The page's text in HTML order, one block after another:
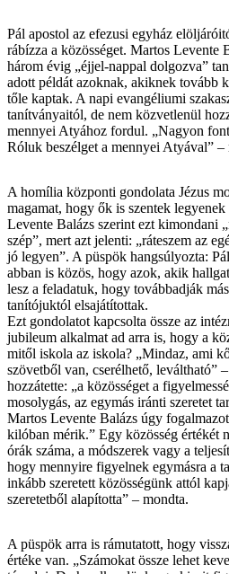
Pál apostol az efezusi egyház
rábízza a közösséget. Martos Levente
három évig „éjjel-nappal dolgozva”
adott példát azoknak, akiknek tovább
tőle kaptak. A napi evangéliumi
tanítványaitól, de nem közvetlenül
mennyei Atyához fordul. „Nagyon
Róluk beszélget a mennyei Atyával” –
A homília központi gondolata Jézus
magamat, hogy ők is szentek
Levente Balázs szerint ezt kimondani
szép”, mert azt jelenti: „ráteszem az
jó legyen”. A püspök hangsúlyozta:
abban is közös, hogy azok, akik
lesz a feladatuk, hogy továbbadják
tanítójuktól elsajátítottak.
Ezt gondolatot kapcsolta össze az
jubileum alkalmat ad arra is, hogy a
mitől iskola az iskola? „Mindaz, ami
szövetből van, cserélhető, leváltható”
hozzátette: „a közösséget a
mosolygás, az egymás iránti szeretet
Martos Levente Balázs úgy
kilóban mérik.” Egy közösség értékét
órák száma, a módszerek vagy a
hogy mennyire figyelnek egymásra a
inkább szeretett közösségünk attól
szeretetből alapította” – mondta.
A püspök arra is rámutatott, hogy
értéke van. „Számokat össze lehet